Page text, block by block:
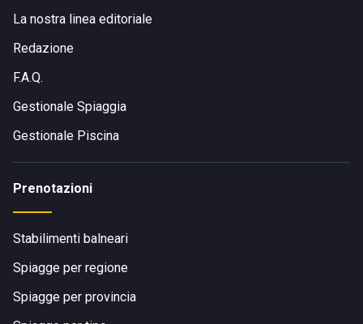
La nostra linea editoriale
Redazione
F.A.Q.
Gestionale Spiaggia
Gestionale Piscina
Prenotazioni
Stabilimenti balneari
Spiagge per regione
Spiagge per provincia